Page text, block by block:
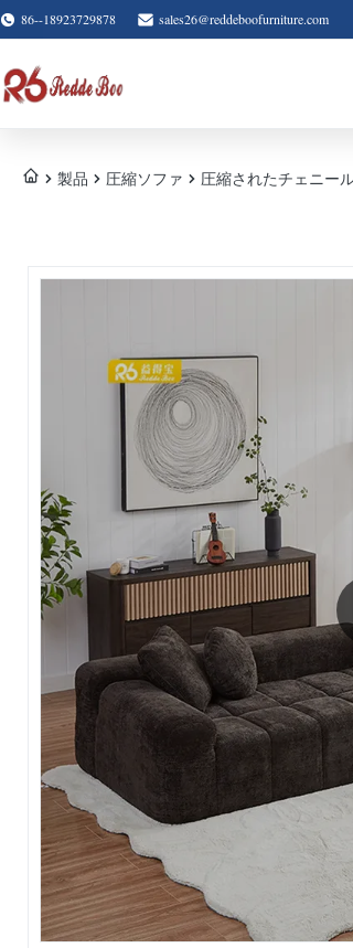
86--18923729878 sales26@reddeboofurniture.com
製品 圧縮ソファ 圧縮されたチェニー